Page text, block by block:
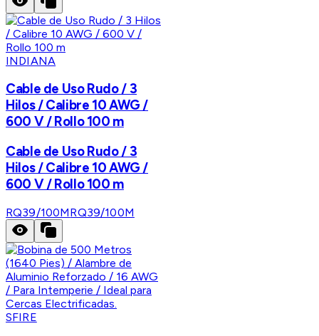
INDIANA
Cable de Uso Rudo / 3
Hilos / Calibre 10 AWG /
600 V / Rollo 100 m
Cable de Uso Rudo / 3
Hilos / Calibre 10 AWG /
600 V / Rollo 100 m
RQ39/100MRQ39/100M
SFIRE